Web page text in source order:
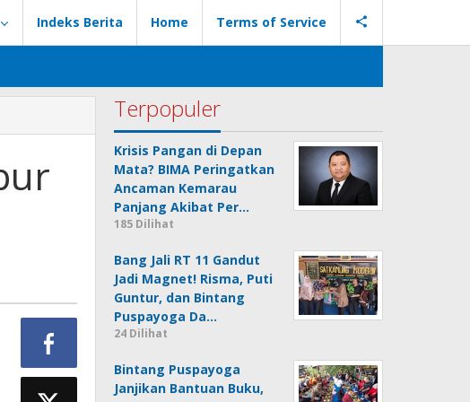
Indeks Berita Home Terms of Service
Terpopuler
Krisis Pangan di Depan
Mata? BIMA Peringatkan
Ancaman Kemarau
Panjang Akibat Per…
185 Dilihat
Bang Jali RT 11 Gandut
Jadi Magnet! Risma, Puti
Guntur, dan Bintang
Puspayoga Da…
24 Dilihat
Bintang Puspayoga
Janjikan Bantuan Buku,